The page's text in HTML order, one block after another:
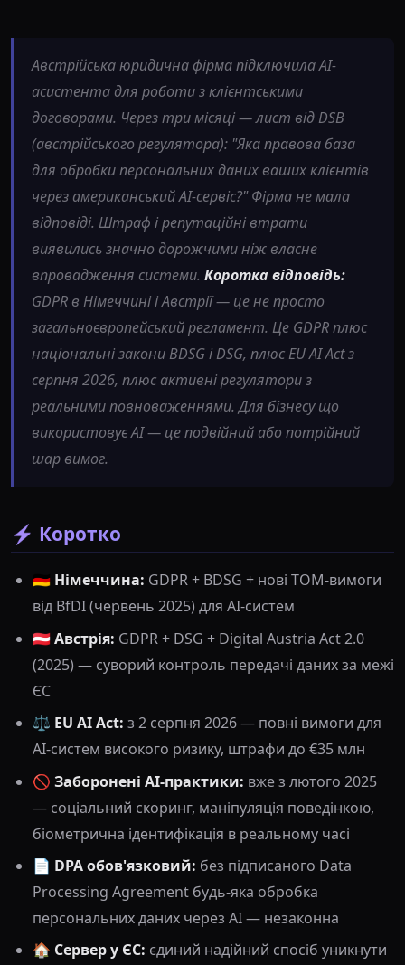
Австрійська юридична фірма підключила AI-
асистента для роботи з клієнтськими
договорами. Через три місяці — лист від DSB
(австрійського регулятора): "Яка правова база
для обробки персональних даних ваших клієнтів
через американський AI-сервіс?" Фірма не мала
відповіді. Штраф і репутаційні втрати
виявились значно дорожчими ніж власне
впровадження системи. Коротка відповідь:
GDPR в Німеччині і Австрії — це не просто
загальноєвропейський регламент. Це GDPR плюс
національні закони BDSG і DSG, плюс EU AI Act з
серпня 2026, плюс активні регулятори з
реальними повноваженнями. Для бізнесу що
використовує AI — це подвійний або потрійний
шар вимог.
⚡ Коротко
🇩🇪 Німеччина: GDPR + BDSG + нові TOM-вимоги
від BfDI (червень 2025) для AI-систем
🇦🇹Австрія: GDPR + DSG + Digital Austria Act 2.0
(2025) — суворий контроль передачі даних за межі
ЄС
⚖️ EU AI Act: з 2 серпня 2026 — повні вимоги для
AI-систем високого ризику, штрафи до €35 млн
🚫 Заборонені AI-практики: вже з лютого 2025
— соціальний скоринг, маніпуляція поведінкою,
біометрична ідентифікація в реальному часі
📄 DPA обов'язковий: без підписаного Data
Processing Agreement будь-яка обробка
персональних даних через AI — незаконна
🏠 Сервер у ЄС: єдиний надійний спосіб уникнути